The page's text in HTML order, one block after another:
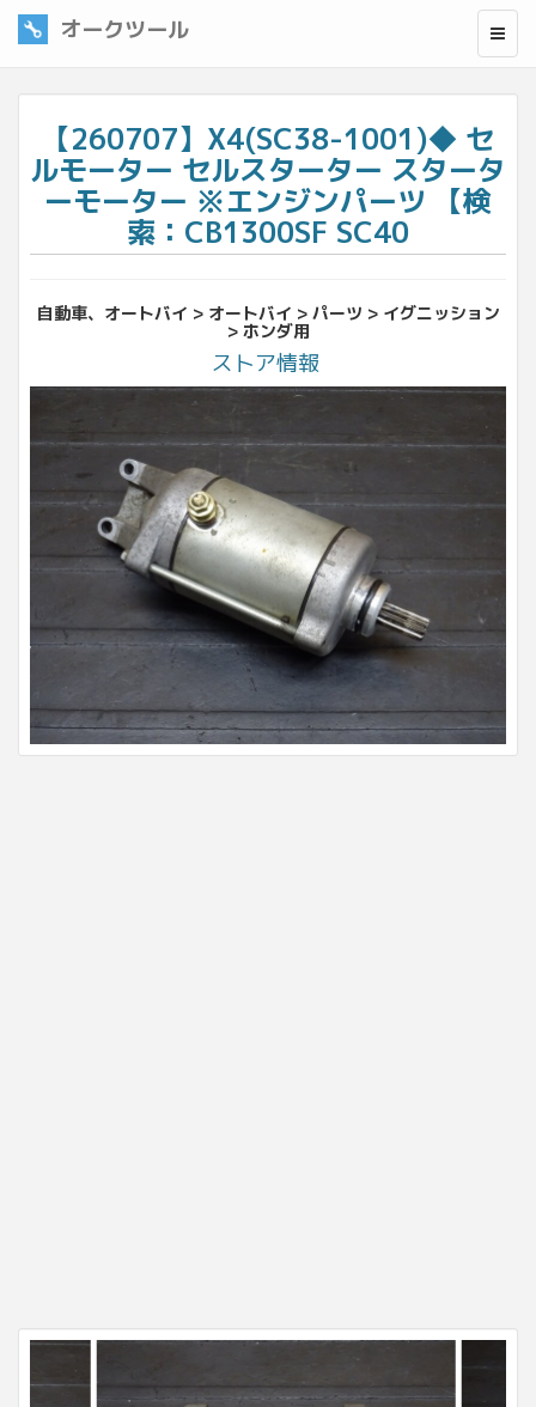
オークツール
【260707】X4(SC38-1001)◆ セ
ルモーター セルスターター スタータ
ーモーター ※エンジンパーツ 【検
索：CB1300SF SC40
自動車、オートバイ > オートバイ > パーツ > イグニッション
> ホンダ用
ストア情報